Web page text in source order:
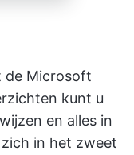
de Microsoft
kunt u
en alles in
in het zweet